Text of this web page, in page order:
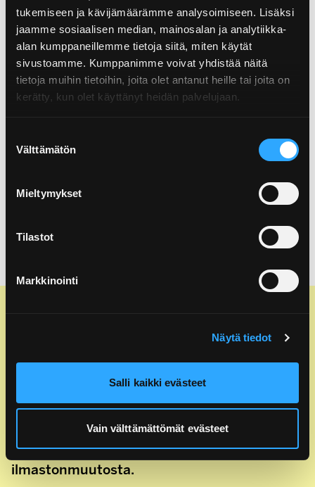
tukemiseen ja kävijämäärämme analysoimiseen. Lisäksi
jaamme sosiaalisen median, mainosalan ja analytiikka-
alan kumppaneillemme tietoja siitä, miten käytät
sivustoamme. Kumppanimme voivat yhdistää näitä
tietoja muihin tietoihin, joita olet antanut heille tai joita on
kerätty, kun olet käyttänyt heidän palvelujaan.
valinta
Välttämätön
Mieltymykset
Tilastot
Markkinointi
Näytä tiedot
Salli kaikki evästeet
Vain välttämättömät evästeet
Pakkaustuottajat Oy:n kanssa tehdään Ringin kautta.
Sopimuksella yritys siirtää pakkauksia koskevan
tuottajavastuunsa hoitamisen tuottajayhteisölle.
Suomen Pakkaustuottajat Oy:n asiakkaat raportoivat
pakkaustietonsa Ringille.
Rinki laskuttaa Suomen Pakkaustuottajat Oy:n
Tarjoamme tuottajayhteisöjen kanssa kuluttajille
ekopisteverkoston.
Kun yrityksesi kuuluu tuottajayhteisöön ja
kantaa lakisääteisen tuottajavastuunsa, se
samalla tukee kiertotaloutta, vähentää
ympäristön roskaantumista ja ehkäisee
ilmastonmuutosta.